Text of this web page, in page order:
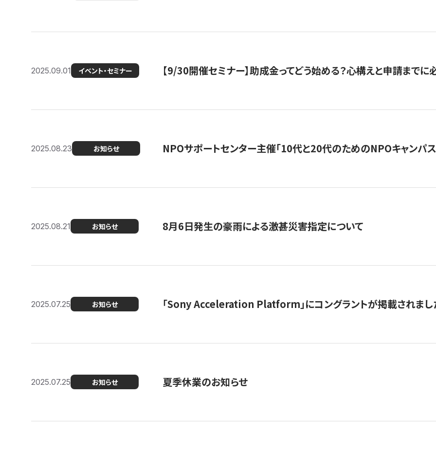
2025.09.01 イベント・セミナー 【9/30開催セミナー】助成金ってどう始める？心構えと申請まで
2025.08.23 お知らせ NPOサポートセンター主催「10代と20代のためのNPOキャンパ
2025.08.21 お知らせ 8月6日発生の豪雨による激甚災害指定について
2025.07.25 お知らせ 「Sony Acceleration Platform」にコングラントが掲載されまし
2025.07.25 お知らせ 夏季休業のお知らせ